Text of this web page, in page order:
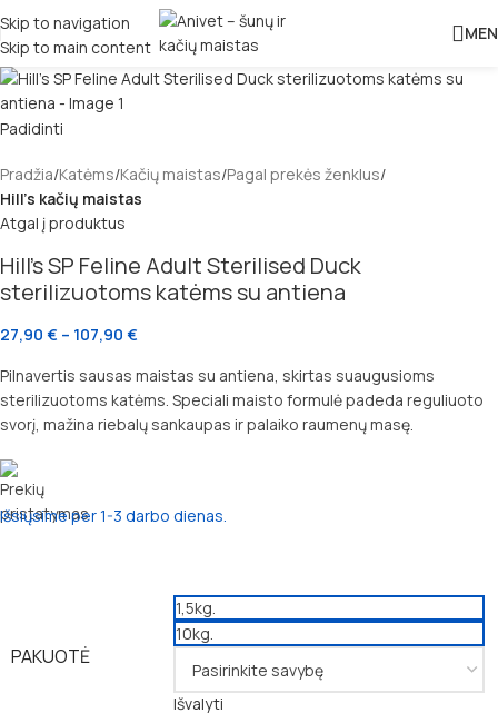
Skip to navigation
Skip to main content
Padidinti
Pradžia Katėms Kačių maistas Pagal prekės ženklus
Hill's kačių maistas
Atgal į produktus
Hill’s SP Feline Adult Sterilised Duck
sterilizuotoms katėms su antiena
27,90 € – 107,90 €
Pilnavertis sausas maistas su antiena, skirtas suaugusioms
sterilizuotoms katėms. Speciali maisto formulė padeda reguliuoto
svorį, mažina riebalų sankaupas ir palaiko raumenų masę.
Išsiųsime per 1-3 darbo dienas.
PAKUOTĖ
1,5kg.
10kg.
Išvalyti